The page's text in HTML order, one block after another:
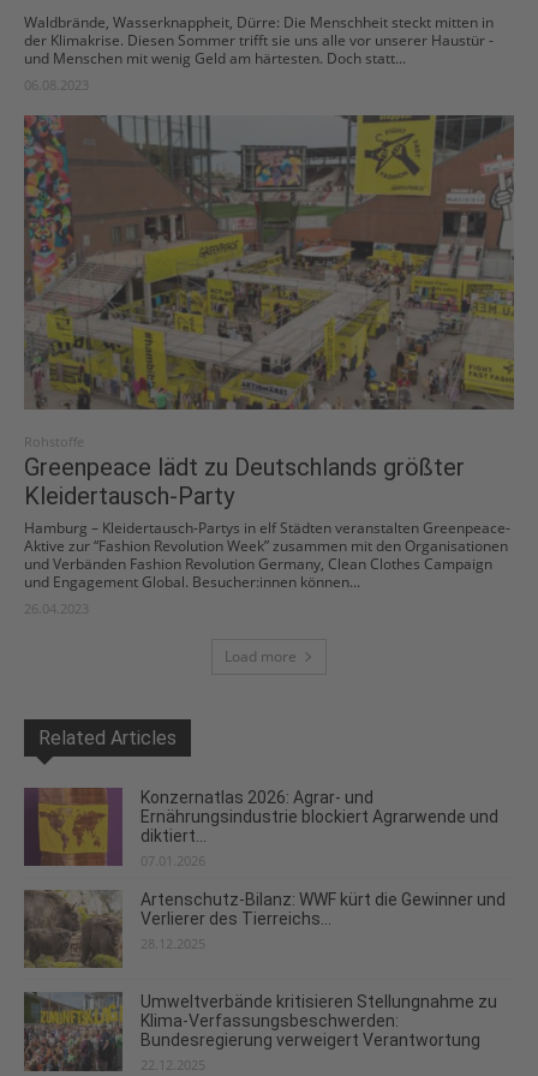
Waldbrände, Wasserknappheit, Dürre: Die Menschheit steckt mitten in
der Klimakrise. Diesen Sommer trifft sie uns alle vor unserer Haustür -
und Menschen mit wenig Geld am härtesten. Doch statt...
06.08.2023
Rohstoffe
Greenpeace lädt zu Deutschlands größter
Kleidertausch-Party
Hamburg – Kleidertausch-Partys in elf Städten veranstalten Greenpeace-
Aktive zur “Fashion Revolution Week” zusammen mit den Organisationen
und Verbänden Fashion Revolution Germany, Clean Clothes Campaign
und Engagement Global. Besucher:innen können...
26.04.2023
Load more
Related Articles
Konzernatlas 2026: Agrar- und
Ernährungsindustrie blockiert Agrarwende und
diktiert...
07.01.2026
Artenschutz-Bilanz: WWF kürt die Gewinner und
Verlierer des Tierreichs...
28.12.2025
Umweltverbände kritisieren Stellungnahme zu
Klima-Verfassungsbeschwerden:
Bundesregierung verweigert Verantwortung
22.12.2025